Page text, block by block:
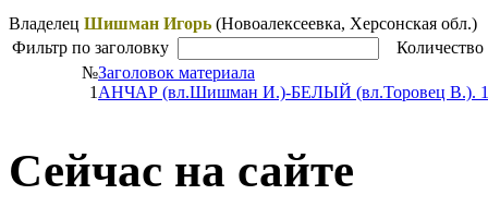
Владелец Шишман Игорь (Новоалексеевка, Херсонская обл.)
Фильтр по заголовку
№Заголовок материала
1 АНЧАР (вл.Шишман И.)-БЕЛЫЙ (вл.Торовец В.). 1
Сейчас на сайте